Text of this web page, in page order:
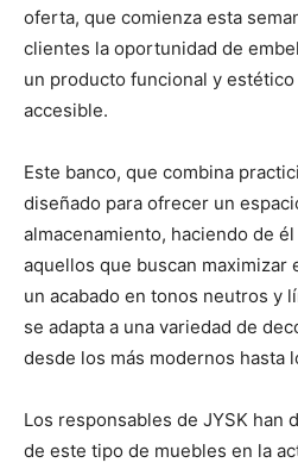
oferta, que comienza esta
clientes la oportunidad de
un producto funcional y estético
accesible.
Este banco, que combina
diseñado para ofrecer un
almacenamiento, haciendo de
aquellos que buscan maximizar
un acabado en tonos neutros y
se adapta a una variedad de
desde los más modernos hasta
Los responsables de JYSK han
de este tipo de muebles en la